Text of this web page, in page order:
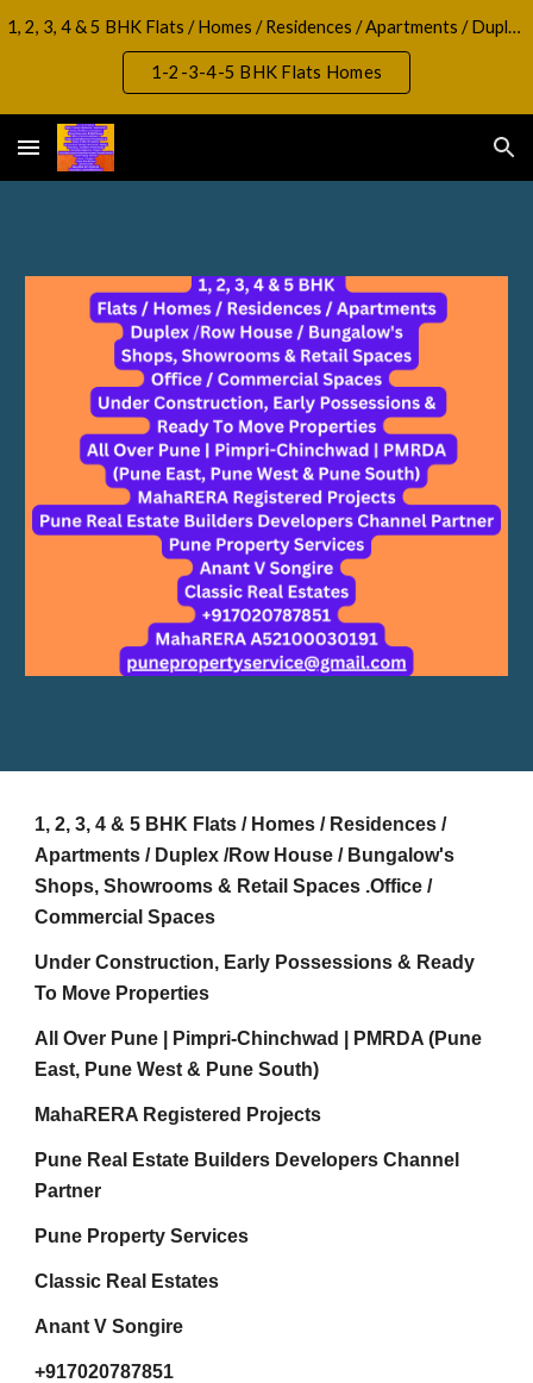
Skip to navigation
1, 2, 3, 4 & 5 BHK Flats / Homes / Residences / Apartments / Duplex / RowHouse / Bungalow, Shops, Showrooms & Retail Spaces Office / Commercial Spaces
1-2-3-4-5 BHK Flats Homes
1, 2, 3, 4 & 5 BHK Flats / Homes / Residences /
Apartments / Duplex /Row House / Bungalow's
Shops, Showrooms & Retail Spaces .Office /
Commercial Spaces
Under Construction, Early Possessions & Ready
To Move Properties
All Over Pune | Pimpri-Chinchwad | PMRDA (Pune
East, Pune West & Pune South)
MahaRERA Registered Projects
Pune Real Estate Builders Developers Channel
Partner
Pune Property Services
Classic Real Estates
Anant V Songire
+917020787851